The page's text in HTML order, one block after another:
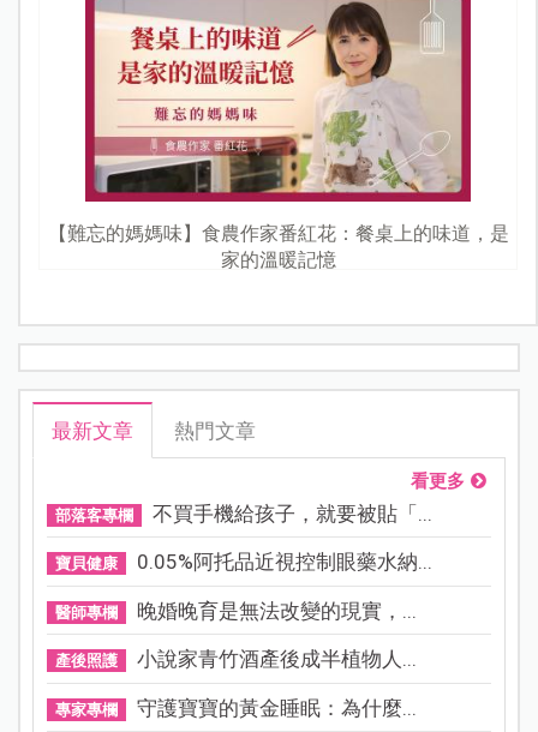
【難忘的媽媽味】食農作家番紅花：餐桌上的味道，是
家的溫暖記憶
最新文章 熱門文章
看更多
部落客專欄 不買手機給孩子，就要被貼「...
寶貝健康 0.05%阿托品近視控制眼藥水納...
醫師專欄 晚婚晚育是無法改變的現實，...
產後照護 小說家青竹酒產後成半植物人...
專家專欄 守護寶寶的黃金睡眠：為什麼...